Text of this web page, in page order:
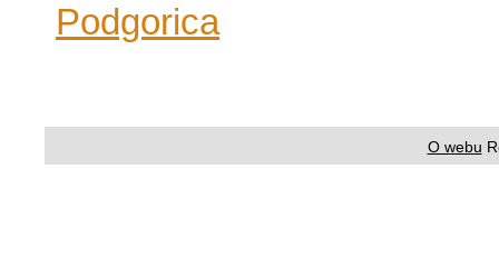
Podgorica
O webu